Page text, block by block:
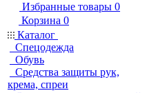
Избранные товары 0
Корзина 0
Каталог
Спецодежда
Обувь
Средства защиты рук,
крема, спреи